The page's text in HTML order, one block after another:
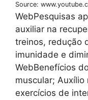
Source:
WebPesquisas
auxiliar na
treinos, redução
imunidade e
WebBenefícios
muscular; Auxílio
exercícios de